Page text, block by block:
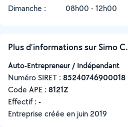
Dimanche :
08h00 - 12h00
Plus d’informations sur Simo C.
Auto-Entrepreneur / Indépendant
Numéro SIRET : ‍85240746900018
Code APE : 8121Z
Effectif : -
Entreprise créée en juin 2019